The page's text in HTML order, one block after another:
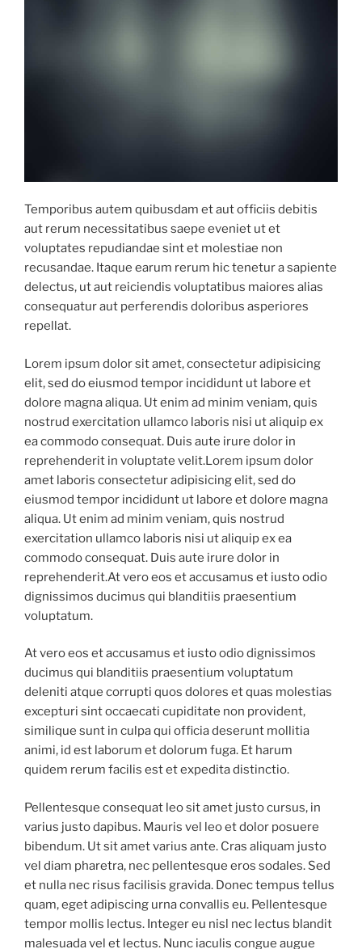
Temporibus autem quibusdam et aut officiis debitis
aut rerum necessitatibus saepe eveniet ut et
voluptates repudiandae sint et molestiae non
recusandae. Itaque earum rerum hic tenetur a sapiente
delectus, ut aut reiciendis voluptatibus maiores alias
consequatur aut perferendis doloribus asperiores
repellat.
Lorem ipsum dolor sit amet, consectetur adipisicing
elit, sed do eiusmod tempor incididunt ut labore et
dolore magna aliqua. Ut enim ad minim veniam, quis
nostrud exercitation ullamco laboris nisi ut aliquip ex
ea commodo consequat. Duis aute irure dolor in
reprehenderit in voluptate velit.Lorem ipsum dolor
amet laboris consectetur adipisicing elit, sed do
eiusmod tempor incididunt ut labore et dolore magna
aliqua. Ut enim ad minim veniam, quis nostrud
exercitation ullamco laboris nisi ut aliquip ex ea
commodo consequat. Duis aute irure dolor in
reprehenderit.At vero eos et accusamus et iusto odio
dignissimos ducimus qui blanditiis praesentium
voluptatum.
At vero eos et accusamus et iusto odio dignissimos
ducimus qui blanditiis praesentium voluptatum
deleniti atque corrupti quos dolores et quas molestias
excepturi sint occaecati cupiditate non provident,
similique sunt in culpa qui officia deserunt mollitia
animi, id est laborum et dolorum fuga. Et harum
quidem rerum facilis est et expedita distinctio.
Pellentesque consequat leo sit amet justo cursus, in
varius justo dapibus. Mauris vel leo et dolor posuere
bibendum. Ut sit amet varius ante. Cras aliquam justo
vel diam pharetra, nec pellentesque eros sodales. Sed
et nulla nec risus facilisis gravida. Donec tempus tellus
quam, eget adipiscing urna convallis eu. Pellentesque
tempor mollis lectus. Integer eu nisl nec lectus blandit
malesuada vel et lectus. Nunc iaculis congue augue